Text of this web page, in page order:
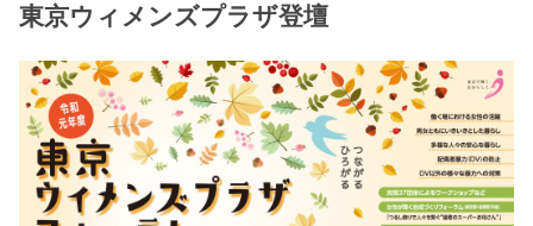
東京ウィメンズプラザ登壇